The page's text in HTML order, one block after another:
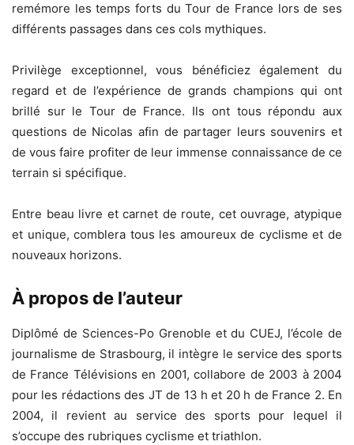
remémore les temps forts du Tour de France lors de ses
différents passages dans ces cols mythiques.
Privilège exceptionnel, vous bénéficiez également du
regard et de l’expérience de grands champions qui ont
brillé sur le Tour de France. Ils ont tous répondu aux
questions de Nicolas afin de partager leurs souvenirs et
de vous faire profiter de leur immense connaissance de ce
terrain si spécifique.
Entre beau livre et carnet de route, cet ouvrage, atypique
et unique, comblera tous les amoureux de cyclisme et de
nouveaux horizons.
À propos de l’auteur
Diplômé de Sciences-Po Grenoble et du CUEJ, l’école de
journalisme de Strasbourg, il intègre le service des sports
de France Télévisions en 2001, collabore de 2003 à 2004
pour les rédactions des JT de 13 h et 20 h de France 2. En
2004, il revient au service des sports pour lequel il
s’occupe des rubriques cyclisme et triathlon.